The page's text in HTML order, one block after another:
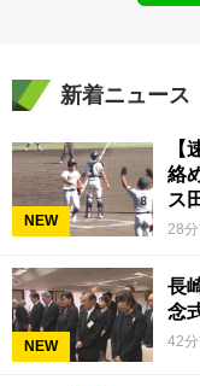
新着ニュース
NEW
絡
ス
28
NEW
長
念
42